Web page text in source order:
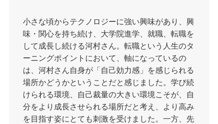
小さな頃からテクノロジーに強い興味があり、興
味・関心を持ち続け、大学院進学、就職、転職を
して成長し続ける河村さん。転職という人生のタ
ーニングポイントにおいて、軸になっているの
は、河村さん自身が「自己効力感」を感じられる
場所かどうかということだと感じました。学び続
けられる環境、自己裁量の大きい環境こそが、自
分をより成長させられる場所だと考え、より高み
を目指す姿にとても刺激を受けました。一方、先